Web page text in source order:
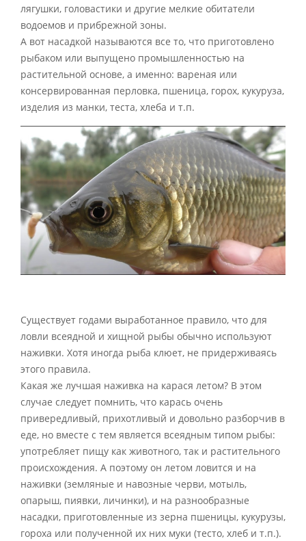
лягушки, головастики и другие мелкие обитатели
водоемов и прибрежной зоны.
А вот насадкой называются все то, что приготовлено
рыбаком или выпущено промышленностью на
растительной основе, а именно: вареная или
консервированная перловка, пшеница, горох, кукуруза,
изделия из манки, теста, хлеба и т.п.
Существует годами выработанное правило, что для
ловли всеядной и хищной рыбы обычно используют
наживки. Хотя иногда рыба клюет, не придерживаясь
этого правила.
Какая же лучшая наживка на карася летом? В этом
случае следует помнить, что карась очень
привередливый, прихотливый и довольно разборчив в
еде, но вместе с тем является всеядным типом рыбы:
употребляет пищу как животного, так и растительного
происхождения. А поэтому он летом ловится и на
наживки (земляные и навозные черви, мотыль,
опарыш, пиявки, личинки), и на разнообразные
насадки, приготовленные из зерна пшеницы, кукурузы,
гороха или полученной их них муки (тесто, хлеб и т.п.).